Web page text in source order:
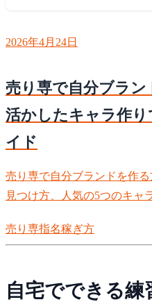
2026年4月24日
売り専で自分ブラン
活かしたキャラ作
イド
売り専で自分ブランドを作
見つけ方、人気の5つのキャ
増やす完全ガイドです。
売り専指名稼ぎ方
自宅でできる練